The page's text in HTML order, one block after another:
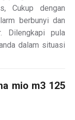
Cukup dengan
berbunyi dan
Dilengkapi pula
dalam situasi
mio m3 125